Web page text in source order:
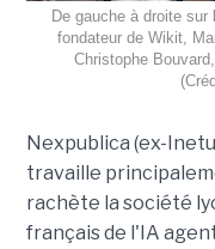
De gauche à droite
fondateur de Wikit,
Christophe
Nexpublica (ex-
travaille
rachète la société
français de l'IA